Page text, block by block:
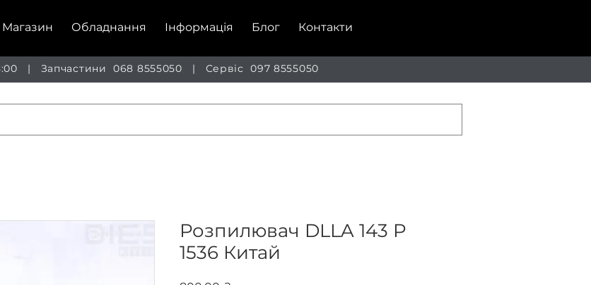
Магазин Обладнання Інформація Блог Контакти
| Запчастини068 8555050 | Сервіс097 8555050
Розпилювач DLLA 143 P
1536 Китай